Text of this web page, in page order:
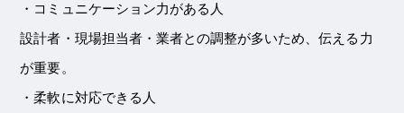
・コミュニケーション力がある人
設計者・現場担当者・業者との調整が多いため、伝える力
が重要。
・柔軟に対応できる人